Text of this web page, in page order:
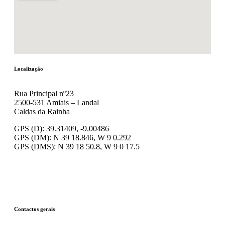
Localização
Rua Principal nº23
2500-531 Amiais – Landal
Caldas da Rainha
GPS (D): 39.31409, -9.00486
GPS (DM): N 39 18.846, W 9 0.292
GPS (DMS): N 39 18 50.8, W 9 0 17.5
Contactos gerais